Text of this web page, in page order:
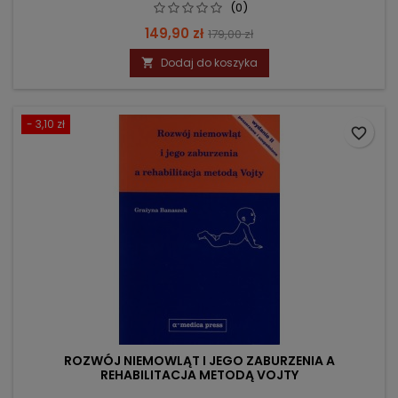
(0)
Cena
149,90 zł Cena
podstawowa
179,00 zł
 Dodaj do koszyka
- 3,10 zł
ROZWÓJ NIEMOWLĄT I JEGO ZABURZENIA A
REHABILITACJA METODĄ VOJTY
favorite_border